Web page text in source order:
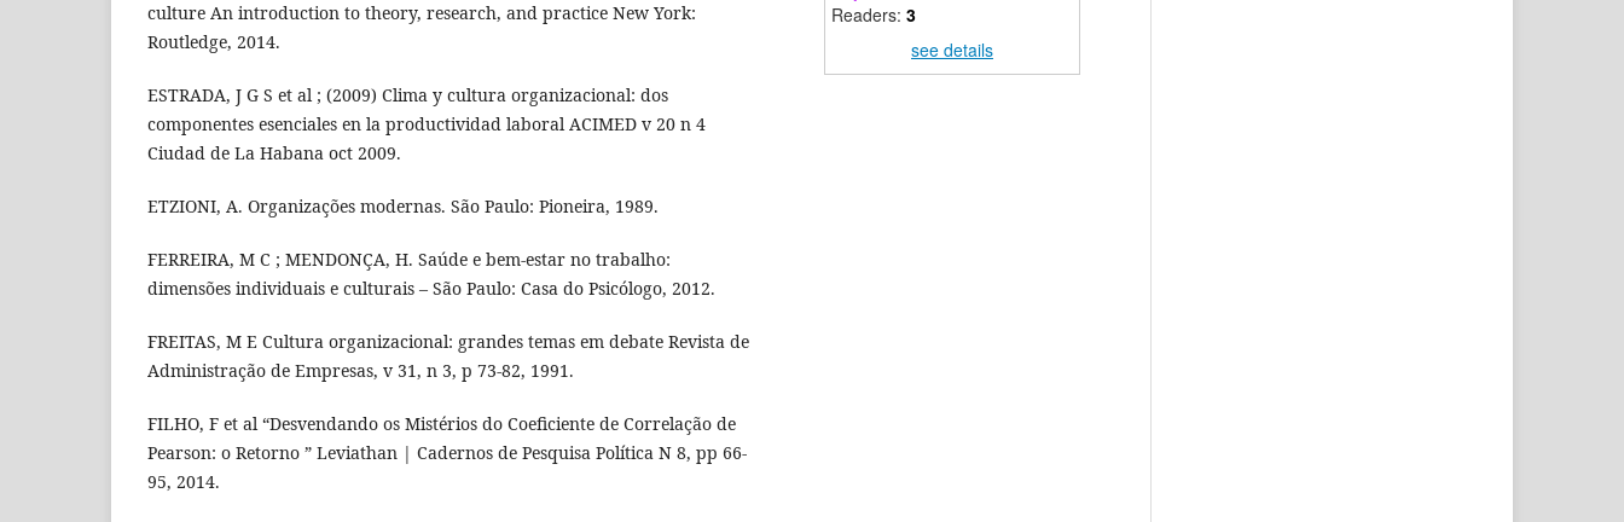
culture An introduction to theory, research, and practice New York:
Routledge, 2014.
ESTRADA, J G S et al ; (2009) Clima y cultura organizacional: dos
componentes esenciales en la productividad laboral ACIMED v 20 n 4
Ciudad de La Habana oct 2009.
ETZIONI, A. Organizações modernas. São Paulo: Pioneira, 1989.
FERREIRA, M C ; MENDONÇA, H. Saúde e bem-estar no trabalho:
dimensões individuais e culturais – São Paulo: Casa do Psicólogo, 2012.
FREITAS, M E Cultura organizacional: grandes temas em debate Revista de
Administração de Empresas, v 31, n 3, p 73-82, 1991.
FILHO, F et al “Desvendando os Mistérios do Coeficiente de Correlação de
Pearson: o Retorno ” Leviathan | Cadernos de Pesquisa Política N 8, pp 66-
95, 2014.
Readers: 3
see details